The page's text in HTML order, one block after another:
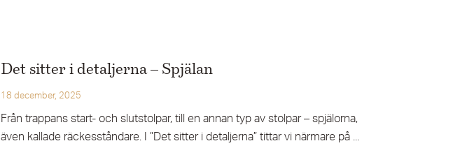
Det sitter i detaljerna – Spjälan
18 december, 2025
Från trappans start- och slutstolpar, till en annan typ av stolpar – spjälorna,
även kallade räckesståndare. I ”Det sitter i detaljerna” tittar vi närmare på ...